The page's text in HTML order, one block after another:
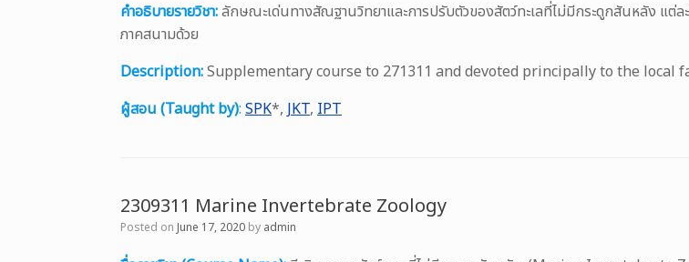
คำอธิบายรายวิชา:ลักษณะเด่นทางสัณฐานวิทยาและการปรับตัวของสัตว์ทะเลที่ไม่มีกระดูกสันหลัง แต่
ภาคสนามด้วย
Description:Supplementary course to 271311 and devoted principally to the local
ผู้สอน (Taught by): SPK*, JKT, IPT
2309311 Marine Invertebrate Zoology
Posted on June 17, 2020 by admin